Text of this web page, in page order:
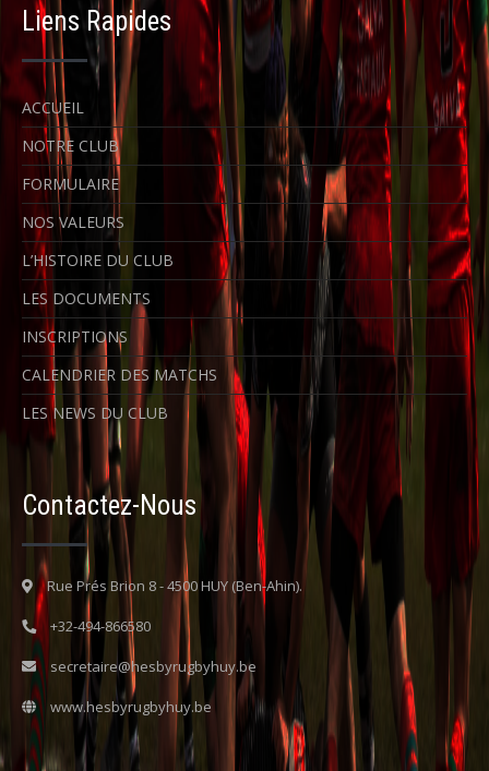
Liens Rapides
ACCUEIL
NOTRE CLUB
FORMULAIRE
NOS VALEURS
L’HISTOIRE DU CLUB
LES DOCUMENTS
INSCRIPTIONS
CALENDRIER DES MATCHS
LES NEWS DU CLUB
Contactez-Nous
Rue Prés Brion 8 - 4500 HUY (Ben-Ahin).
+32-494-866580
secretaire@hesbyrugbyhuy.be
www.hesbyrugbyhuy.be